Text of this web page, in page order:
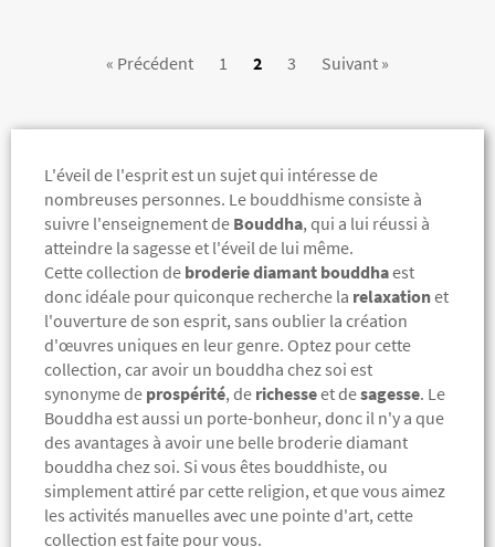
« Précédent 1 2 3 Suivant »
L'éveil de l'esprit est un sujet qui intéresse de
nombreuses personnes. Le bouddhisme consiste à
suivre l'enseignement de Bouddha, qui a lui réussi à
atteindre la sagesse et l'éveil de lui même.
Cette collection de broderie diamant bouddhaest
donc idéale pour quiconque recherche la relaxationet
l'ouverture de son esprit, sans oublier la création
d'œuvres uniques en leur genre. Optez pour cette
collection, car avoir un bouddha chez soi est
synonyme de prospérité, de richesseet desagesse. Le
Bouddha est aussi un porte-bonheur, donc il n'y a que
des avantages à avoir une belle broderie diamant
bouddha chez soi. Si vous êtes bouddhiste, ou
simplement attiré par cette religion, et que vous aimez
les activités manuelles avec une pointe d'art, cette
collection est faite pour vous.